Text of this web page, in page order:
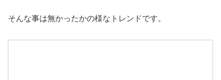
そんな事は無かったかの様なトレンドです。